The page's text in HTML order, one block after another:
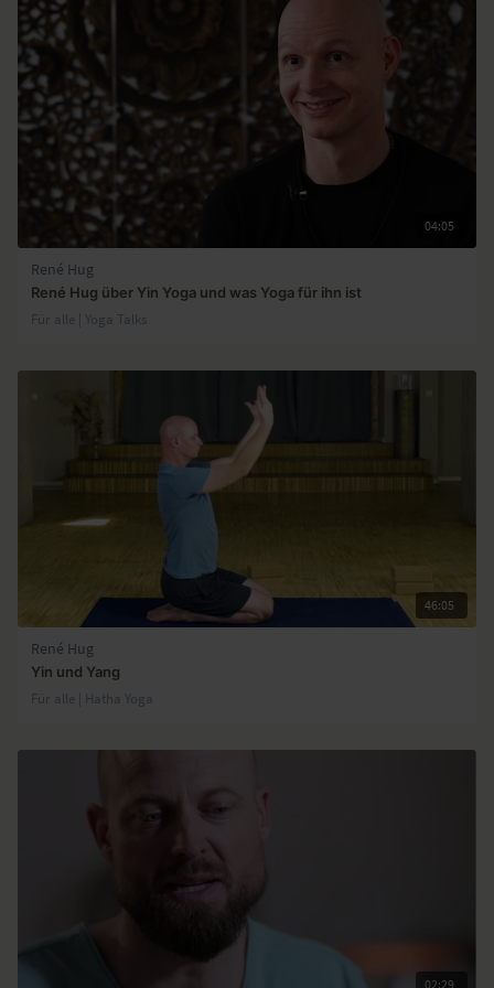
04:05
René Hug
René Hug über Yin Yoga und was Yoga für ihn ist
Für alle | Yoga Talks
46:05
René Hug
Yin und Yang
Für alle | Hatha Yoga
02:29